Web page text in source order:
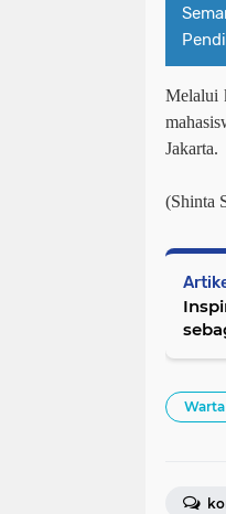
Melalui
Jakarta.
(Shinta
Warta